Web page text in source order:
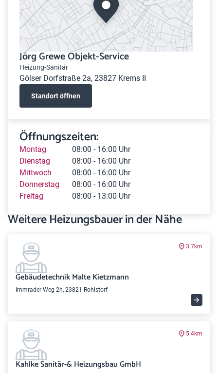
Jörg Grewe Objekt-Service
Heizung-Sanitär
Gölser Dorfstraße 2a, 23827 Krems II
Standort öffnen
Öffnungszeiten:
Montag
08:00 - 16:00 Uhr
Dienstag
08:00 - 16:00 Uhr
Mittwoch
08:00 - 16:00 Uhr
Donnerstag
08:00 - 16:00 Uhr
Freitag
08:00 - 13:00 Uhr
Weitere Heizungsbauer in der Nähe
3.7km
Gebäudetechnik Malte Kietzmann
Immrader Weg 2h, 23821 Rohlstorf
5.4km
Kahlke Sanitär-& Heizungsbau GmbH